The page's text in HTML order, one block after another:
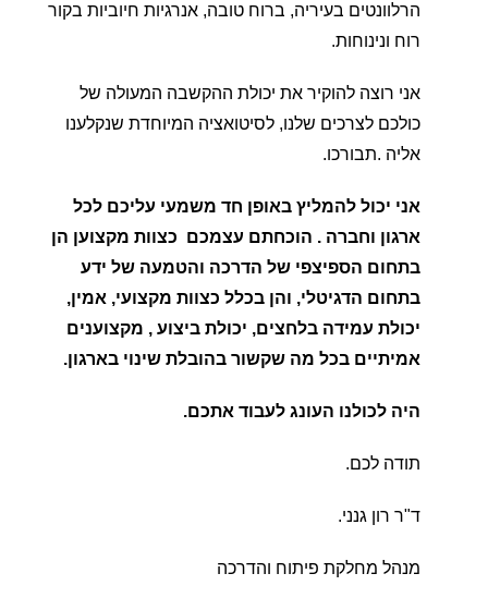
הרלוונטים בעיריה, ברוח טובה, אנרגיות חיוביות בקור
רוח ונינוחות.
אני רוצה להוקיר את יכולת ההקשבה המעולה של
כולכם לצרכים שלנו, לסיטואציה המיוחדת שנקלענו
אליה .תבורכו.
אני יכול להמליץ באופן חד משמעי עליכם לכל
ארגון וחברה . הוכחתם עצמכם כצוות מקצוען הן
בתחום הספיצפי של הדרכה והטמעה של ידע
בתחום הדגיטלי, והן בכלל כצוות מקצועי, אמין,
יכולת עמידה בלחצים, יכולת ביצוע , מקצוענים
אמיתיים בכל מה שקשור בהובלת שינוי בארגון.
היה לכולנו העונג לעבוד אתכם.
תודה לכם.
ד"ר רון גנני.
מנהל מחלקת פיתוח והדרכה